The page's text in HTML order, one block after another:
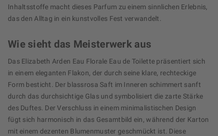
Inhaltsstoffe macht dieses Parfum zu einem sinnlichen Erlebnis,
das den Alltag in ein kunstvolles Fest verwandelt.
Wie sieht das Meisterwerk aus
Das Elizabeth Arden Eau Florale Eau de Toilette präsentiert sich
in einem eleganten Flakon, der durch seine klare, rechteckige
Form besticht. Der blassrosa Saft im Inneren schimmert sanft
durch das durchsichtige Glas und symbolisiert die zarte Stärke
des Duftes. Der Verschluss in einem minimalistischen Design
fügt sich harmonisch in das Gesamtbild ein, während der Karton
mit einem dezenten Blumenmuster geschmückt ist. Diese